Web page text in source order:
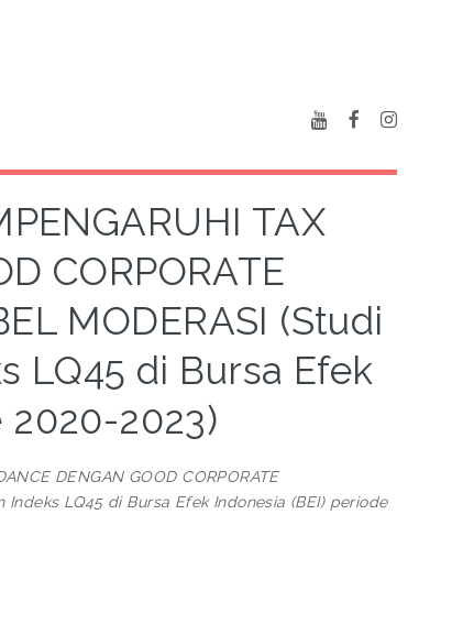
TAX
CORPORATE
MODERASI (Studi
LQ45 di Bursa Efek
2020-2023)
DENGAN GOOD CORPORATE
Indeks LQ45 di Bursa Efek Indonesia (BEI) periode